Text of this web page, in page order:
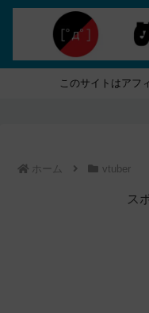
このサイトはアフ
ホーム vtuber
ス